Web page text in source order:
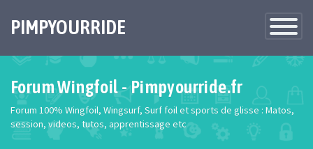
Toggle
PIMPYOURRIDE
Forum Wingfoil - Pimpyourride.fr
Forum 100% Wingfoil, Wingsurf, Surf foil et sports de glisse : Matos,
session, videos, tutos, apprentissage etc